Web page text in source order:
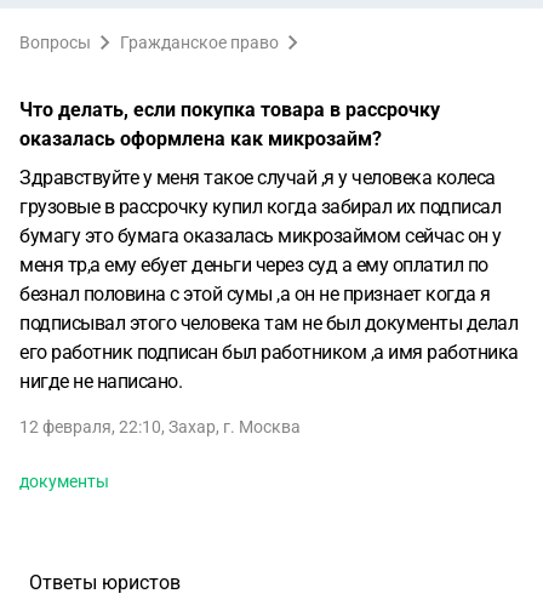
Вопросы Гражданское право
Что делать, если покупка товара в рассрочку
оказалась оформлена как микрозайм?
Здравствуйте у меня такое случай ,я у человека колеса
грузовые в рассрочку купил когда забирал их подписал
бумагу это бумага оказалась микрозаймом сейчас он у
меня тр,а ему ебует деньги через суд а ему оплатил по
безнал половина с этой сумы ,а он не признает когда я
подписывал этого человека там не был документы делал
его работник подписан был работником ,а имя работника
нигде не написано.
12 февраля, 22:10, Захар, г. Москва
документы
Ответы юристов